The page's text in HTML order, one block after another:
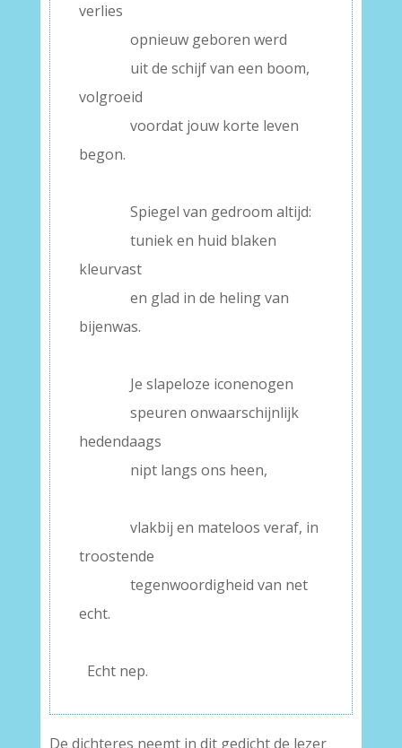
verlies
opnieuw geboren werd
uit de schijf van een boom,
volgroeid
voordat jouw korte leven
begon.
Spiegel van gedroom altijd:
tuniek en huid blaken
kleurvast
en glad in de heling van
bijenwas.
Je slapeloze iconenogen
speuren onwaarschijnlijk
hedendaags
nipt langs ons heen,
vlakbij en mateloos veraf, in
troostende
tegenwoordigheid van net
echt.
Echt nep.
De dichteres neemt in dit gedicht de lezer